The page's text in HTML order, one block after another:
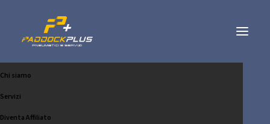
Chi siamo
Servizi
Diventa Affiliato
CASAGRANDA BRUNO & C.
S.N.C.